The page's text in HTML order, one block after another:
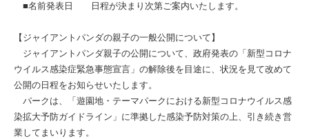
■名前発表日 日程が決まり次第ご案内いたします。
【ジャイアントパンダの親子の一般公開について】
ジャイアントパンダ親子の公開について、政府発表の「新型コロナ
ウイルス感染症緊急事態宣言」の解除後を目途に、状況を見て改めて
公開の日程をお知らせいたします。
パークは、「遊園地・テーマパークにおける新型コロナウイルス感
染拡大予防ガイドライン」に準拠した感染予防対策の上、引き続き営
業してまいります。